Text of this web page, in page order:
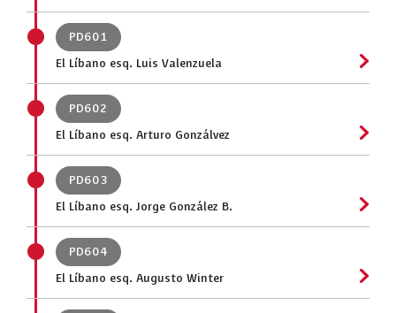
PD601
El Líbano esq. Luis Valenzuela
PD602
El Líbano esq. Arturo Gonzálvez
PD603
El Líbano esq. Jorge González B.
PD604
El Líbano esq. Augusto Winter